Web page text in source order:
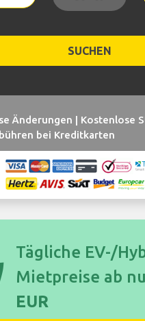
SUCHEN
Änderungen | Kostenlose
bei Kreditkarten
Tägliche EV-/
Mietpreise ab
EUR